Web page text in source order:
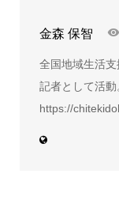
金森 保智
全国地域生活
記者として活動
https://